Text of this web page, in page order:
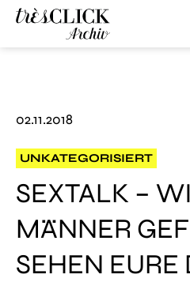
02.11.2018
UNKATEGORISIERT
SEXTALK –
MÄNNER
SEHEN EURE